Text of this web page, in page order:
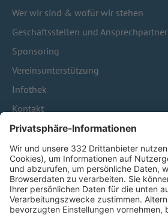
Wer wir sind & wofür wir stehen
Geschäftsstellen und Ansprechpartner
Sponsoring
Vereinsunterstützung
Infothek
Kontakt
HÄUFIG BESUCHTE SEITEN
Pässe und Vereinswechsel
Trainerausbildung
Schulungsangebot Vereinsmitarbeiter